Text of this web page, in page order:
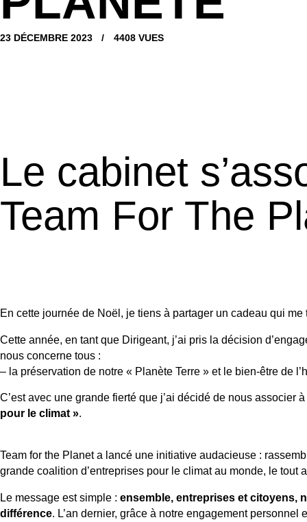
23 DÉCEMBRE 2023 4408 VUES
Le cabinet
Team For The
En cette journée de Noël, je tiens à partager un cadeau qui
Cette année, en tant que Dirigeant, j’ai pris la décision
nous concerne tous :
– la préservation de notre « Planète Terre » et le bien-être de
C’est avec une grande fierté que j’ai décidé de nous associer à
pour le climat ».
Team for the Planet a lancé une initiative audacieuse :
grande coalition d’entreprises pour le climat au monde, le tout
Le message est simple : ensemble, entreprises et citoyens,
différence. L’an dernier, grâce à notre engagement